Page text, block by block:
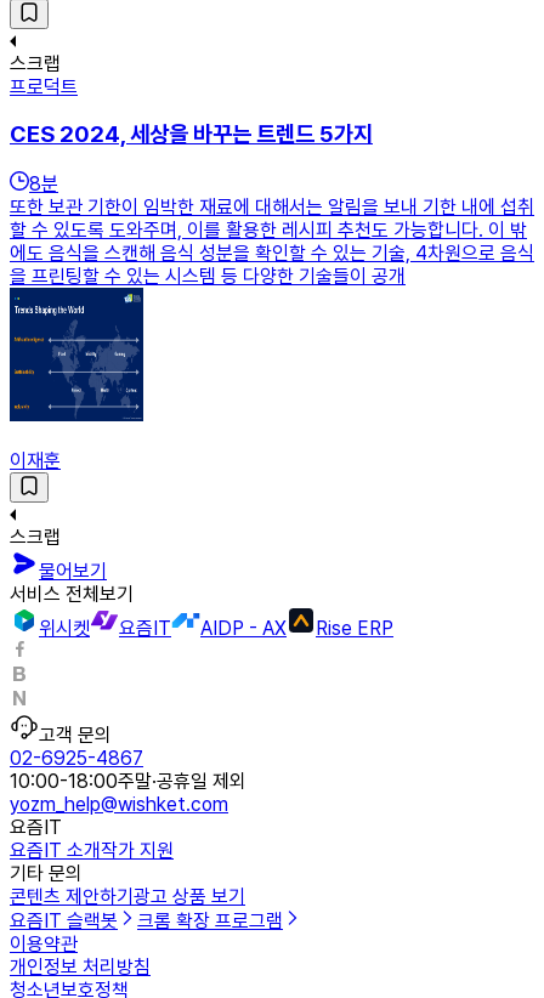
스크랩
프로덕트
CES 2024, 세상을 바꾸는 트렌드 5가지
8분
또한 보관 기한이 임박한 재료에 대해서는 알림을 보내 기한 내에 섭취
할 수 있도록 도와주며, 이를 활용한 레시피 추천도 가능합니다. 이 밖
에도 음식을 스캔해 음식 성분을 확인할 수 있는 기술, 4차원으로 음식
을 프린팅할 수 있는 시스템 등 다양한 기술들이 공개
이재훈
스크랩
물어보기
서비스 전체보기
위시켓
요즘IT AIDP - AX Rise ERP
고객 문의
02-6925-4867
10:00-18:00주말·공휴일 제외
yozm_help@wishket.com
요즘IT
요즘IT 소개작가 지원
기타 문의
콘텐츠 제안하기 광고 상품 보기
요즘IT 슬랙봇
크롬 확장 프로그램
이용약관
개인정보 처리방침
청소년보호정책